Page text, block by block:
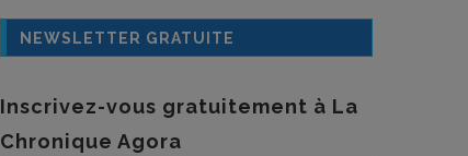
NEWSLETTER GRATUITE
Inscrivez-vous gratuitement à La
Chronique Agora